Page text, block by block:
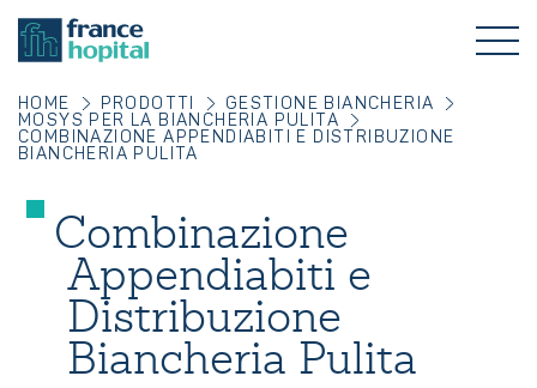
HOME PRODOTTI
GESTIONE BIANCHERIA
MOSYS PER LA BIANCHERIA PULITA
COMBINAZIONE APPENDIABITI E DISTRIBUZIONE
BIANCHERIA PULITA
Combinazione
Appendiabiti e
Distribuzione
Biancheria Pulita